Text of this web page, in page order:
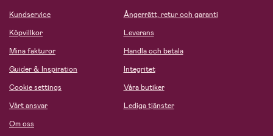
Kundservice
Köpvillkor
Mina fakturor
Guider & Inspiration
Cookie settings
Vårt ansvar
Om oss
Ångerrätt, retur och garanti
Leverans
Handla och betala
Integritet
Våra butiker
Lediga tjänster